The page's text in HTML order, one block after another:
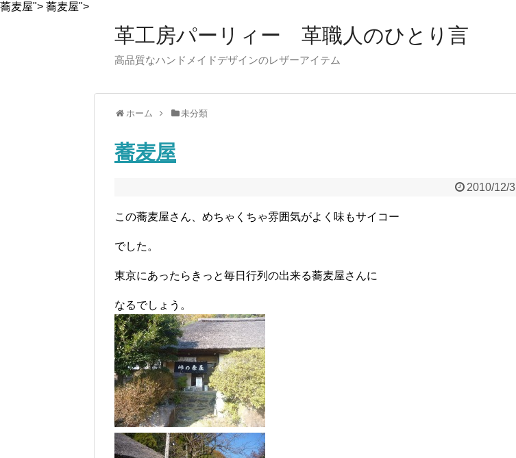
蕎麦屋"> 蕎麦屋">
革工房パーリィー 革職人のひとり言
高品質なハンドメイドデザインのレザーアイテム
ホーム 未分類
蕎麦屋
2010/12/3
この蕎麦屋さん、めちゃくちゃ雰囲気がよく味もサイコー
でした。
東京にあったらきっと毎日行列の出来る蕎麦屋さんに
なるでしょう。